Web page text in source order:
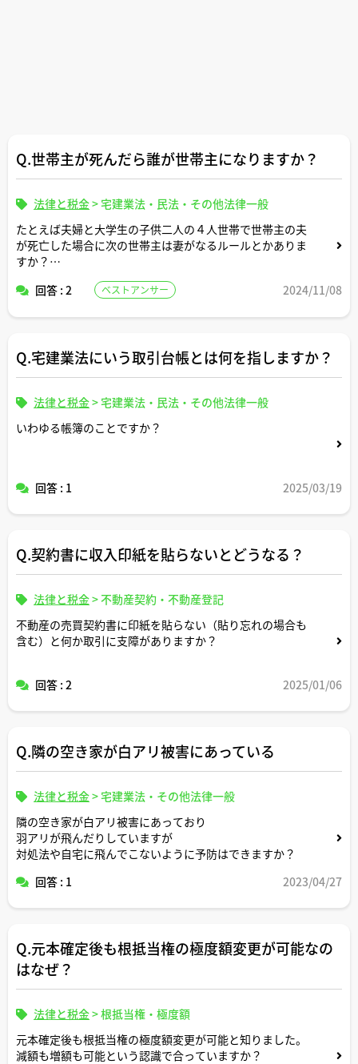
Q.世帯主が死んだら誰が世帯主になりますか？
法律と税金>宅建業法・民法・その他法律一般
たとえば夫婦と大学生の子供二人の４人世帯で世帯主の夫
が死亡した場合に次の世帯主は妻がなるルールとかありま
すか？
世帯主死亡の場合の世帯主変更手続きについて知りたいで
回答 : 2 ベストアンサー 2024/11/08
Q.宅建業法にいう取引台帳とは何を指しますか？
法律と税金>宅建業法・民法・その他法律一般
いわゆる帳簿のことですか？
回答 : 1 2025/03/19
Q.契約書に収入印紙を貼らないとどうなる？
法律と税金>不動産契約・不動産登記
不動産の売買契約書に印紙を貼らない（貼り忘れの場合も
含む）と何か取引に支障がありますか？
回答 : 2 2025/01/06
Q.隣の空き家が白アリ被害にあっている
法律と税金>宅建業法・その他法律一般
隣の空き家が白アリ被害にあっており
羽アリが飛んだりしていますが
対処法や自宅に飛んでこないように予防はできますか？
回答 : 1
2023/04/27
Q.元本確定後も根抵当権の極度額変更が可能なの
はなぜ？
法律と税金>根抵当権・極度額
元本確定後も根抵当権の極度額変更が可能と知りました。
減額も増額も可能という認識で合っていますか？